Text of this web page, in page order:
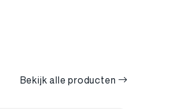
Bekijk alle producten